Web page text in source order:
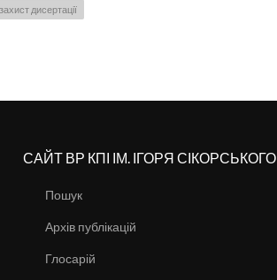
дисертації
САЙТ ВР КПІ ІМ. ІГОРЯ СІКОРСЬКОГО
Пошук
Архів публікацій
Глосарій